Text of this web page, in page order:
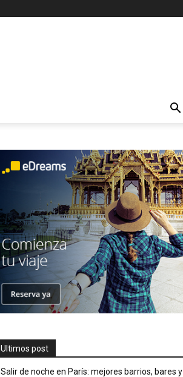
Ultimos post
Salir de noche en París: mejores barrios, bares y